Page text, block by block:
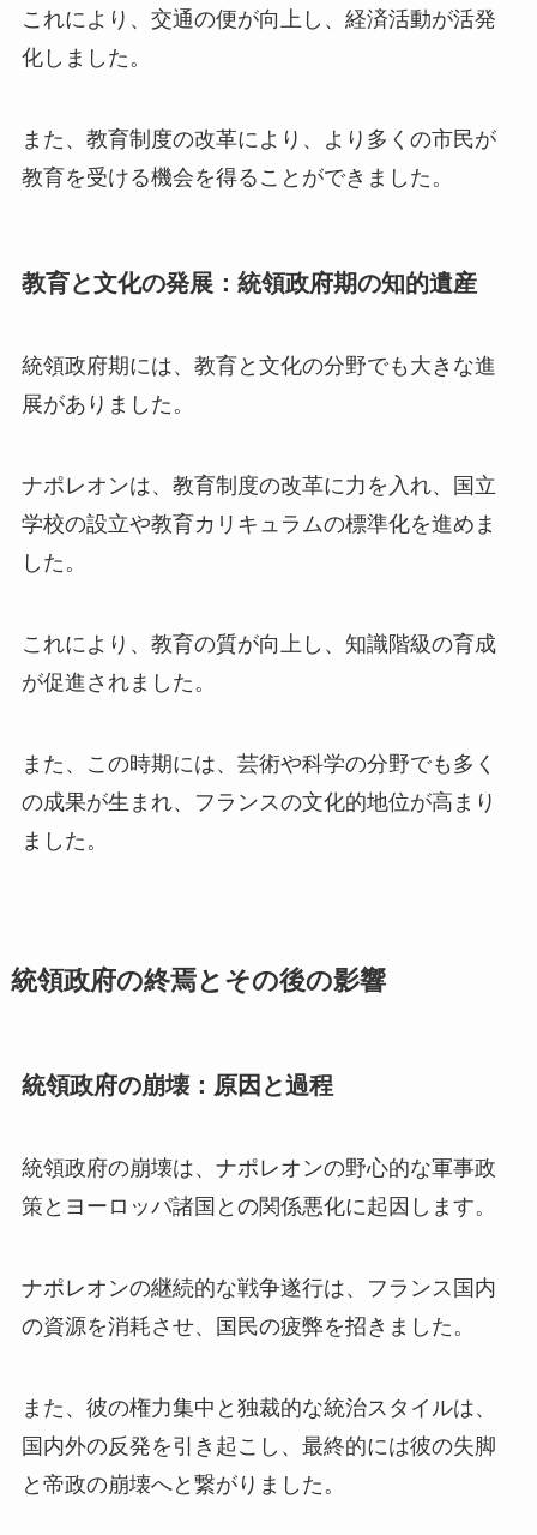
これにより、交通の便が向上し、経済活動が活発
化しました。
また、教育制度の改革により、より多くの市民が
教育を受ける機会を得ることができました。
教育と文化の発展：統領政府期の知的遺産
統領政府期には、教育と文化の分野でも大きな進
展がありました。
ナポレオンは、教育制度の改革に力を入れ、国立
学校の設立や教育カリキュラムの標準化を進めま
した。
これにより、教育の質が向上し、知識階級の育成
が促進されました。
また、この時期には、芸術や科学の分野でも多く
の成果が生まれ、フランスの文化的地位が高まり
ました。
統領政府の終焉とその後の影響
統領政府の崩壊：原因と過程
統領政府の崩壊は、ナポレオンの野心的な軍事政
策とヨーロッパ諸国との関係悪化に起因します。
ナポレオンの継続的な戦争遂行は、フランス国内
の資源を消耗させ、国民の疲弊を招きました。
また、彼の権力集中と独裁的な統治スタイルは、
国内外の反発を引き起こし、最終的には彼の失脚
と帝政の崩壊へと繋がりました。